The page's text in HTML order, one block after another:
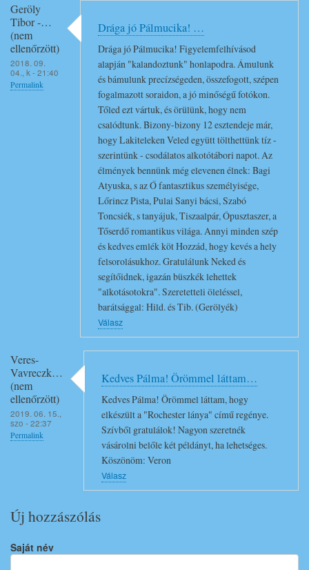
d
r
g
a
P
Vidó
Ferenc
(nem
ellenőrzött)
G
r
Geröly
Tibor -…
(nem
ellenőrzött)
2018. 09.
04., k - 21:40
Permalink
Drága jó Pálmucika! …
Drága jó Pálmucika! Figyelemfelhívásod
alapján "kalandoztunk" honlapodra. Ámulunk
és bámulunk precízségeden, összefogott, szépen
fogalmazott soraidon, a jó minőségű fotókon.
Tőled ezt vártuk, és örülünk, hogy nem
csalódtunk. Bizony-bizony 12 esztendeje már,
hogy Lakiteleken Veled együtt tölthettünk tíz -
szerintünk - csodálatos alkotótábori napot. Az
élmények bennünk még elevenen élnek: Bagi
Atyuska, s az Ő fantasztikus személyisége,
Lőrincz Pista, Pulai Sanyi bácsi, Szabó
Toncsiék, s tanyájuk, Tiszaalpár, Ópusztaszer, a
Tőserdő romantikus világa. Annyi minden szép
és kedves emlék köt Hozzád, hogy kevés a hely
felsorolásukhoz. Gratulálunk Neked és
segítőidnek, igazán büszkék lehettek
"alkotásotokra". Szeretetteli öleléssel,
barátsággal: Hild. és Tib. (Gerölyék)
Válasz
Veres-
Vavreczk…
(nem
ellenőrzött)
2019. 06. 15.,
szo - 22:37
Permalink
Kedves Pálma! Örömmel láttam…
Kedves Pálma! Örömmel láttam, hogy
elkészült a "Rochester lánya" című regénye.
Szívből gratulálok! Nagyon szeretnék
vásárolni belőle két példányt, ha lehetséges.
Köszönöm: Veron
Válasz
Új hozzászólás
Saját név